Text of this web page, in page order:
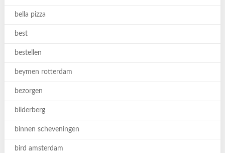
bella pizza
best
bestellen
beymen rotterdam
bezorgen
bilderberg
binnen scheveningen
bird amsterdam